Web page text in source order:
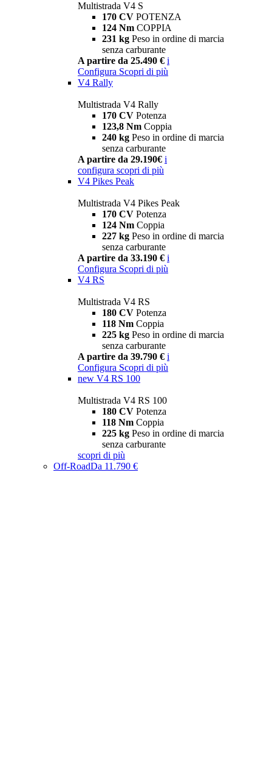
Multistrada V4 S
170 CV POTENZA
124 Nm COPPIA
231 kg Peso in ordine di marcia
senza carburante
A partire da 25.490 € i
Configura Scopri di più
V4 Rally
Multistrada V4 Rally
170 CV Potenza
123,8 Nm Coppia
240 kg Peso in ordine di marcia
senza carburante
A partire da 29.190€ i
configura scopri di più
V4 Pikes Peak
Multistrada V4 Pikes Peak
170 CV Potenza
124 Nm Coppia
227 kg Peso in ordine di marcia
senza carburante
A partire da 33.190 € i
Configura Scopri di più
V4 RS
Multistrada V4 RS
180 CV Potenza
118 Nm Coppia
225 kg Peso in ordine di marcia
senza carburante
A partire da 39.790 € i
Configura Scopri di più
new V4 RS 100
Multistrada V4 RS 100
180 CV Potenza
118 Nm Coppia
225 kg Peso in ordine di marcia
senza carburante
scopri di più
Off-RoadDa 11.790 €